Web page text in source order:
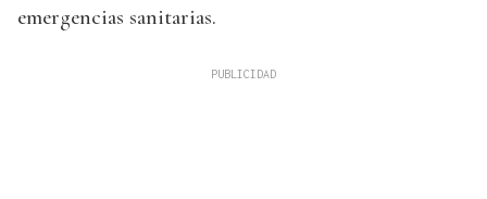
emergencias sanitarias.